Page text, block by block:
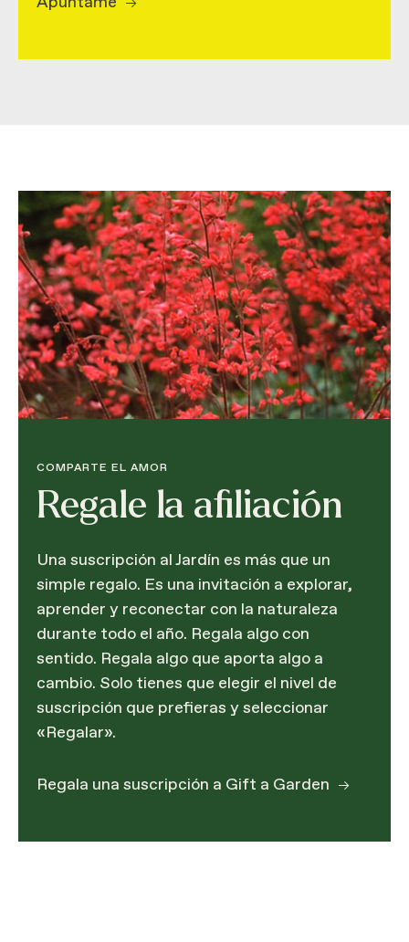
COMPARTE EL AMOR
Regale la afiliación
Una suscripción al Jardín es más que un
simple regalo. Es una invitación a explorar,
aprender y reconectar con la naturaleza
durante todo el año. Regala algo con
sentido. Regala algo que aporta algo a
cambio. Solo tienes que elegir el nivel de
suscripción que prefieras y seleccionar
«Regalar».
Regala una suscripción a Gift a Garden